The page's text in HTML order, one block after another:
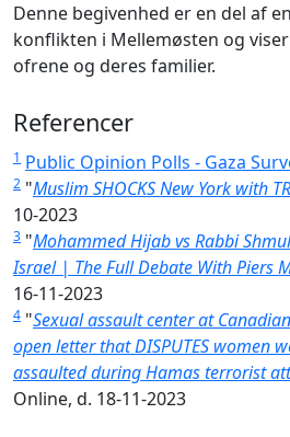
Denne begivenhed er en del af
konflikten i Mellemøsten og
ofrene og deres familier.
Referencer
1 Public Opinion Polls - Gaza
2 "Muslim SHOCKS New York with
10-2023
3 "Mohammed Hijab vs Rabbi
Israel | The Full Debate With Piers
16-11-2023
4 "Sexual assault center at
open letter that DISPUTES women
assaulted during Hamas terrorist
Online, d. 18-11-2023